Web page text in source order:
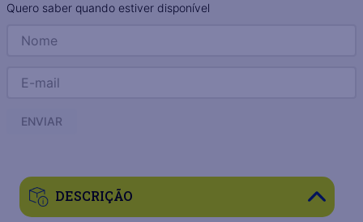
Quero saber quando estiver disponível
ENVIAR
DESCRIÇÃO